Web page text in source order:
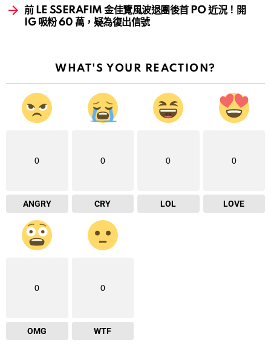
前 LE SSERAFIM 金佳覽風波退團後首 PO 近況！開
IG 吸粉 60 萬，疑為復出信號
WHAT'S YOUR REACTION?
0
ANGRY
0
CRY
0
LOL
0
LOVE
0
OMG
0
WTF